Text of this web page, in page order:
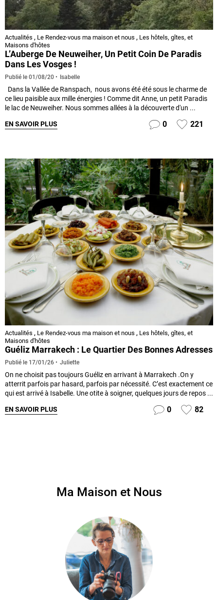
Actualités , Le Rendez-vous ma maison et nous , Les hôtels, gîtes, et
Maisons d'hôtes
L’Auberge De Neuweiher, Un Petit Coin De Paradis
Dans Les Vosges !
Publié le 01/08/20 Isabelle
Dans la Vallée de Ranspach, nous avons été été sous le charme de
ce lieu paisible aux mille énergies ! Comme dit Anne, un petit Paradis
le lac de Neuweiher. Nous sommes allées à la découverte d'un ...
EN SAVOIR PLUS 0 221
Actualités , Le Rendez-vous ma maison et nous , Les hôtels, gîtes, et
Maisons d'hôtes
Guéliz Marrakech : Le Quartier Des Bonnes Adresses
Publié le 17/01/26 Juliette
On ne choisit pas toujours Guéliz en arrivant à Marrakech .On y
atterrit parfois par hasard, parfois par nécessité. C’est exactement ce
qui est arrivé à Isabelle. Une otite à soigner, quelques jours de repos ...
EN SAVOIR PLUS 0 82
Ma Maison et Nous